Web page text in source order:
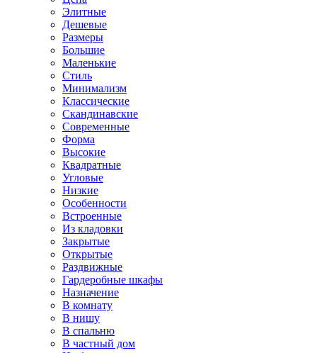
Элитные
Дешевые
Размеры
Большие
Маленькие
Стиль
Минимализм
Классические
Скандинавские
Современные
Форма
Высокие
Квадратные
Угловые
Низкие
Особенности
Встроенные
Из кладовки
Закрытые
Открытые
Раздвижные
Гардеробные шкафы
Назначение
В комнату
В нишу
В спальню
В частный дом